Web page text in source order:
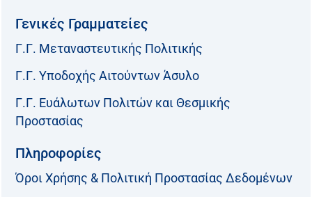
Γενικές Γραμματείες
Γ.Γ. Μεταναστευτικής Πολιτικής
Γ.Γ. Υποδοχής Αιτούντων Άσυλο
Γ.Γ. Ευάλωτων Πολιτών και Θεσμικής
Προστασίας
Πληροφορίες
Όροι Χρήσης & Πολιτική Προστασίας Δεδομένων